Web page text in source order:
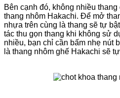
Bên cạnh đó, không nhiều
thang nhôm Hakachi. Để mở
nhựa trên cùng là thang sẽ tự
tác thu gọn thang khi không sử
nhiều, bạn chỉ cần bấm nhẹ nút
là thang nhôm ghế Hakachi sẽ